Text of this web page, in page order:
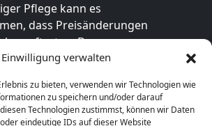
Einwilligung verwalten
zu bieten, verwenden wir Technologien wie
zu speichern und/oder darauf
Technologien zustimmst, können wir Daten
eindeutige IDs auf dieser Website
Pflege kann es
dass Preisänderungen
auftreten. Der
Preis sowie die
im jeweiligen Online-
Anbieters verbindlich. Bitte